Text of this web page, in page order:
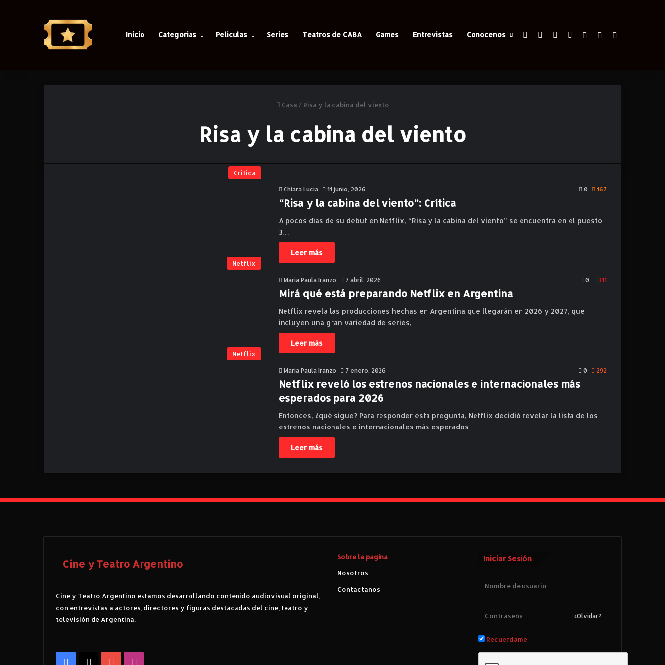
Inicio Categorias Peliculas Series Teatros de CABA Games Entrevistas Conocenos FacebookYouTubeInstagramIniciar Sesión
Switch skin
Casa / Risa y la cabina del viento
Risa y la cabina del viento
Critica
Chiara Lucia 11 junio, 2026 0 167
“Risa y la cabina del viento”: Crítica
A pocos días de su debut en Netflix, “Risa y la cabina del viento” se encuentra en el puesto
3…
Leer más
Netflix
Maria Paula Iranzo 7 abril, 2026 0 311
Mirá qué está preparando Netflix en Argentina
Netflix revela las producciones hechas en Argentina que llegarán en 2026 y 2027, que
incluyen una gran variedad de series,…
Leer más
Netflix
Maria Paula Iranzo 7 enero, 2026 0 292
Netflix reveló los estrenos nacionales e internacionales más
esperados para 2026
Entonces, ¿qué sigue? Para responder esta pregunta, Netflix decidió revelar la lista de los
estrenos nacionales e internacionales más esperados…
Leer más
Cine y Teatro Argentino
Cine y Teatro Argentino estamos desarrollando contenido audiovisual original,
con entrevistas a actores, directores y figuras destacadas del cine, teatro y
televisión de Argentina.
Facebook YouTube
Sobre la pagina
Nosotros
Contactanos
Iniciar Sesión
¿Olvidar?
Recuérdame